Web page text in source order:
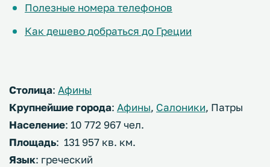
Полезные номера телефонов
Как дешево добраться до Греции
Столица: Афины
Крупнейшие города: Афины, Салоники, Патры
Население: 10 772 967 чел.
Площадь: 131 957 кв. км.
Язык: греческий